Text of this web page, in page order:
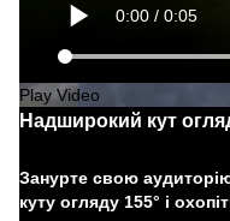
Play Video
Надширокий кут
Занурте свою
куту огляду 155° і